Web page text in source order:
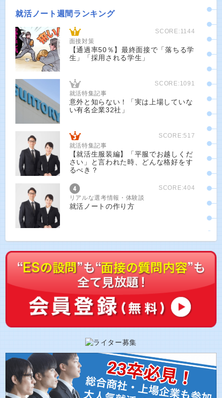
就活ノート週間ランキング
SCORE:1144
面接対策
【通過率50％】最終面接で「落ちる学
生」「採用される学生」
SCORE:1091
就活特集記事
意外と知らない！「実は上場していな
い有名企業32社」
SCORE:517
就活特集記事
【就活生服装編】「平服でお越しくだ
さい」と言われた時、どんな格好をす
るべき？
SCORE:404
リアルな選考情報・体験談
就活ノートの作り方